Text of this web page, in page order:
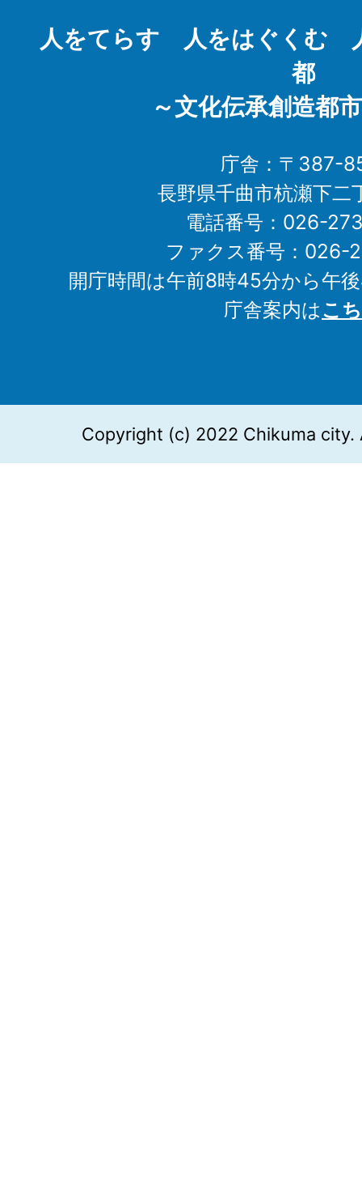
人をてらす 人をはぐくむ
都
～文化伝承創造都
庁舎：〒387-
長野県千曲市杭瀬下二
電話番号：026-
ファクス番号：026-
開庁時間は午前8時45分から午
庁舎案内はこ
Copyright (c) 2022 Chikuma city.